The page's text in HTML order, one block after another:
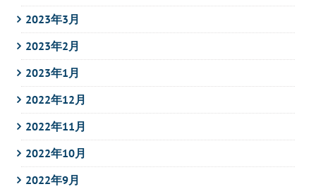
2023年3月
2023年2月
2023年1月
2022年12月
2022年11月
2022年10月
2022年9月